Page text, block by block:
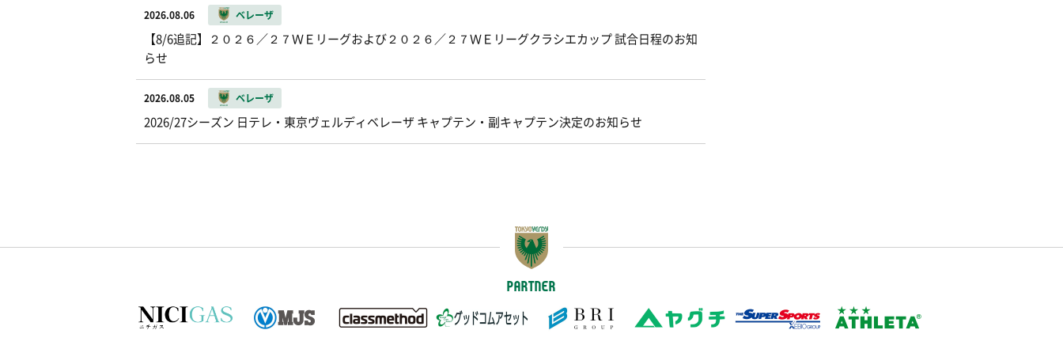
2026.08.06 ベレーザ
【8/6追記】２０２６／２７ＷＥリーグおよび２０２６／２７ＷＥリーグクラシエカップ 試合日程のお知
らせ
2026.08.05 ベレーザ
2026/27シーズン 日テレ・東京ヴェルディベレーザ キャプテン・副キャプテン決定のお知らせ
PARTNER